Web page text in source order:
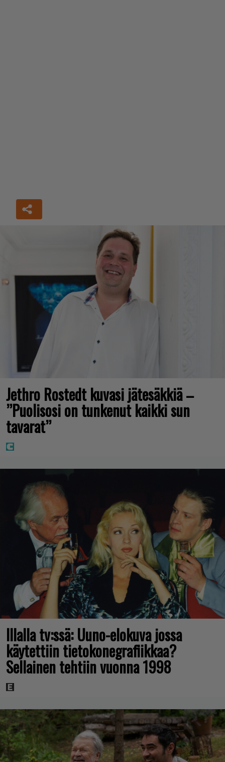
Jethro Rostedt kuvasi jätesäkkiä –
”Puolisosi on tunkenut kaikki sun
tavarat”
Illalla tv:ssä: Uuno-elokuva jossa
käytettiin tietokonegrafiikkaa?
Sellainen tehtiin vuonna 1998